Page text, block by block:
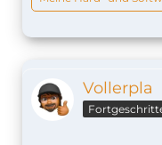
Vollerpla